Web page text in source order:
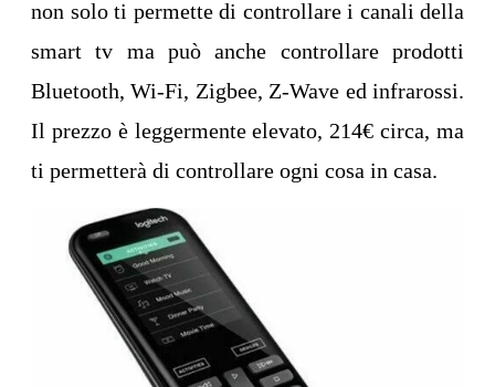
non solo ti permette di controllare i canali della
smart tv ma può anche controllare prodotti
Bluetooth, Wi-Fi, Zigbee, Z-Wave ed infrarossi.
Il prezzo è leggermente elevato, 214€ circa, ma
ti permetterà di controllare ogni cosa in casa.